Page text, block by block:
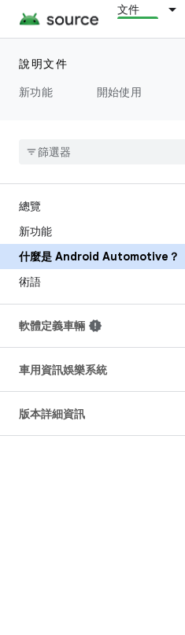
文件
說明文件
新功能
開始使用
總覽
新功能
什麼是 Android Automotive？
術語
軟體定義車輛
車用資訊娛樂系統
版本詳細資訊